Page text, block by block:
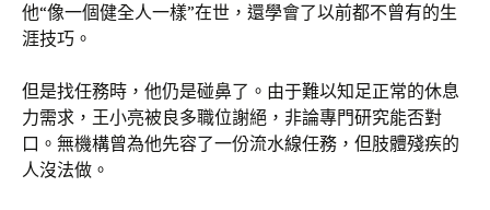
他“像一個健全人一樣”在世，還學會了以前都不曾有的生
涯技巧。
但是找任務時，他仍是碰鼻了。由于難以知足正常的休息
力需求，王小亮被良多職位謝絕，非論專門研究能否對
口。無機構曾為他先容了一份流水線任務，但肢體殘疾的
人沒法做。